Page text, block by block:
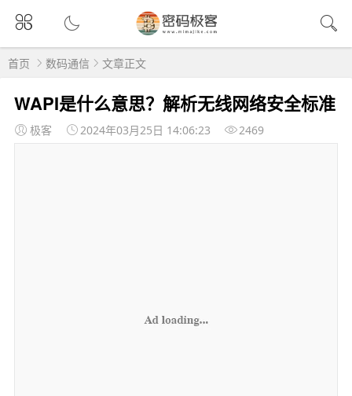
首页 数码通信 文章正文
WAPI是什么意思？解析无线网络安全标准
极客 2024年03月25日 14:06:23 2469